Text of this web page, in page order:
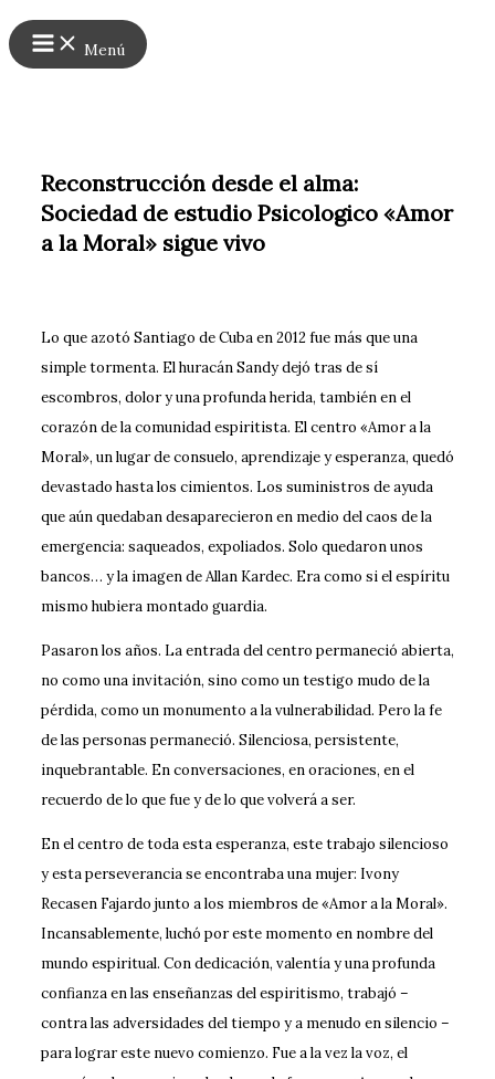
al
contenido
Menu
Menú
Reconstrucción desde el alma:
Sociedad de estudio Psicologico «Amor
a la Moral» sigue vivo
Lo que azotó Santiago de Cuba en 2012 fue más que una
simple tormenta. El huracán Sandy dejó tras de sí
escombros, dolor y una profunda herida, también en el
corazón de la comunidad espiritista. El centro «Amor a la
Moral», un lugar de consuelo, aprendizaje y esperanza, quedó
devastado hasta los cimientos. Los suministros de ayuda
que aún quedaban desaparecieron en medio del caos de la
emergencia: saqueados, expoliados. Solo quedaron unos
bancos… y la imagen de Allan Kardec. Era como si el espíritu
mismo hubiera montado guardia.
Pasaron los años. La entrada del centro permaneció abierta,
no como una invitación, sino como un testigo mudo de la
pérdida, como un monumento a la vulnerabilidad. Pero la fe
de las personas permaneció. Silenciosa, persistente,
inquebrantable. En conversaciones, en oraciones, en el
recuerdo de lo que fue y de lo que volverá a ser.
En el centro de toda esta esperanza, este trabajo silencioso
y esta perseverancia se encontraba una mujer: Ivony
Recasen Fajardo junto a los miembros de «Amor a la Moral».
Incansablemente, luchó por este momento en nombre del
mundo espiritual. Con dedicación, valentía y una profunda
confianza en las enseñanzas del espiritismo, trabajó –
contra las adversidades del tiempo y a menudo en silencio –
para lograr este nuevo comienzo. Fue a la vez la voz, el